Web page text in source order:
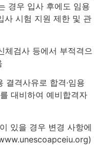
경우 입사 후에도 임용
사 시험 지원 제한 및 관
검사 등에서 부적격으
격사유로 합격·임용
대비하여 예비합격자
있을 경우 변경 사항에